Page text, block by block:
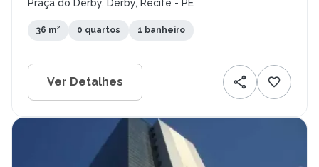
Praça do Derby, Derby, Recife - PE
36 m² 0 quartos 1 banheiro
Ver Detalhes